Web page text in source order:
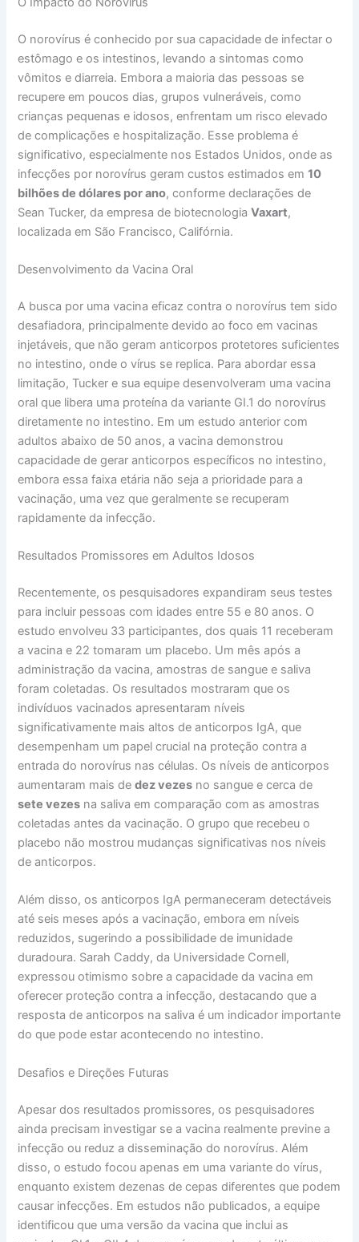
O norovírus é conhecido por sua capacidade de infectar o
estômago e os intestinos, levando a sintomas como
vômitos e diarreia. Embora a maioria das pessoas se
recupere em poucos dias, grupos vulneráveis, como
crianças pequenas e idosos, enfrentam um risco elevado
de complicações e hospitalização. Esse problema é
significativo, especialmente nos Estados Unidos, onde as
infecções por norovírus geram custos estimados em10
bilhões de dólares por ano, conforme declarações de
Sean Tucker, da empresa de biotecnologiaVaxart,
localizada em São Francisco, Califórnia.
Desenvolvimento da Vacina Oral
A busca por uma vacina eficaz contra o norovírus tem sido
desafiadora, principalmente devido ao foco em vacinas
injetáveis, que não geram anticorpos protetores suficientes
no intestino, onde o vírus se replica. Para abordar essa
limitação, Tucker e sua equipe desenvolveram uma vacina
oral que libera uma proteína da variante GI.1 do norovírus
diretamente no intestino. Em um estudo anterior com
adultos abaixo de 50 anos, a vacina demonstrou
capacidade de gerar anticorpos específicos no intestino,
embora essa faixa etária não seja a prioridade para a
vacinação, uma vez que geralmente se recuperam
rapidamente da infecção.
Resultados Promissores em Adultos Idosos
Recentemente, os pesquisadores expandiram seus testes
para incluir pessoas com idades entre 55 e 80 anos. O
estudo envolveu 33 participantes, dos quais 11 receberam
a vacina e 22 tomaram um placebo. Um mês após a
administração da vacina, amostras de sangue e saliva
foram coletadas. Os resultados mostraram que os
indivíduos vacinados apresentaram níveis
significativamente mais altos de anticorpos IgA, que
desempenham um papel crucial na proteção contra a
entrada do norovírus nas células. Os níveis de anticorpos
aumentaram mais dedez vezes no sangue e cerca de
sete vezes na saliva em comparação com as amostras
coletadas antes da vacinação. O grupo que recebeu o
placebo não mostrou mudanças significativas nos níveis
de anticorpos.
Além disso, os anticorpos IgA permaneceram detectáveis
até seis meses após a vacinação, embora em níveis
reduzidos, sugerindo a possibilidade de imunidade
duradoura. Sarah Caddy, da Universidade Cornell,
expressou otimismo sobre a capacidade da vacina em
oferecer proteção contra a infecção, destacando que a
resposta de anticorpos na saliva é um indicador importante
do que pode estar acontecendo no intestino.
Desafios e Direções Futuras
Apesar dos resultados promissores, os pesquisadores
ainda precisam investigar se a vacina realmente previne a
infecção ou reduz a disseminação do norovírus. Além
disso, o estudo focou apenas em uma variante do vírus,
enquanto existem dezenas de cepas diferentes que podem
causar infecções. Em estudos não publicados, a equipe
identificou que uma versão da vacina que inclui as